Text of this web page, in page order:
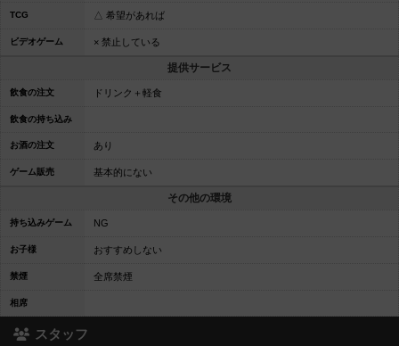
TCG △ 希望があれば
ビデオゲーム × 禁止している
提供サービス
飲食の注文 ドリンク＋軽食
飲食の持ち込み
お酒の注文 あり
ゲーム販売 基本的にない
その他の環境
持ち込みゲーム NG
お子様 おすすめしない
禁煙 全席禁煙
相席
スタッフ